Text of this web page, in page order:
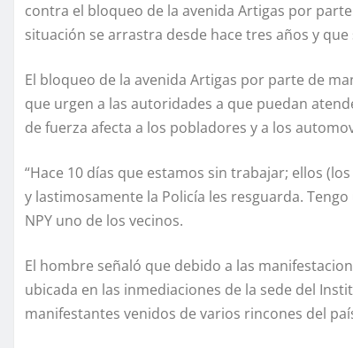
contra el bloqueo de la avenida Artigas por
situación se arrastra desde hace tres años y
El bloqueo de la avenida Artigas por parte de
que urgen a las autoridades a que puedan
de fuerza afecta a los pobladores y a los
“Hace 10 días que estamos sin trabajar; ellos
y lastimosamente la Policía les resguarda.
NPY uno de los vecinos.
El hombre señaló que debido a las
ubicada en las inmediaciones de la sede del
manifestantes venidos de varios rincones del